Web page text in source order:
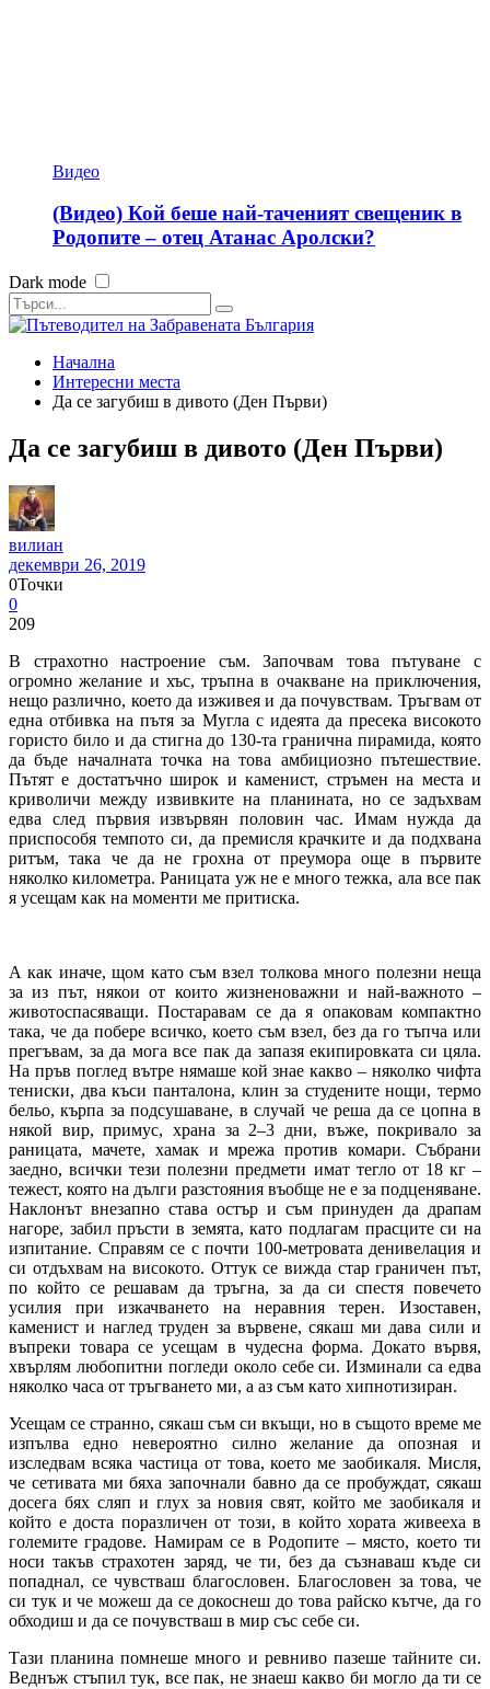
Видео
(Видео) Кой беше най-таченият свещеник в
Родопите – отец Атанас Аролски?
Dark mode
Начална
Интересни места
Да се загубиш в дивото (Ден Първи)
Да се загубиш в дивото (Ден Първи)
вилиан
декември 26, 2019
0Точки
0
209
В страхотно настроение съм. Започвам това пътуване с
огромно желание и хъс, тръпна в очакване на приключения,
нещо различно, което да изживея и да почувствам. Тръгвам от
една отбивка на пътя за Мугла с идеята да пресека високото
гористо било и да стигна до 130-та гранична пирамида, която
да бъде началната точка на това амбициозно пътешествие.
Пътят е достатъчно широк и каменист, стръмен на места и
криволичи между извивките на планината, но се задъхвам
едва след първия извървян половин час. Имам нужда да
приспособя темпото си, да премисля крачките и да подхвана
ритъм, така че да не грохна от преумора още в първите
няколко километра. Раницата уж не е много тежка, ала все пак
я усещам как на моменти ме притиска.
А как иначе, щом като съм взел толкова много полезни неща
за из път, някои от които жизненоважни и най-важното –
животоспасяващи. Постаравам се да я опаковам компактно
така, че да побере всичко, което съм взел, без да го тъпча или
прегъвам, за да мога все пак да запазя екипировката си цяла.
На пръв поглед вътре нямаше кой знае какво – няколко чифта
тениски, два къси панталона, клин за студените нощи, термо
бельо, кърпа за подсушаване, в случай че реша да се цопна в
някой вир, примус, храна за 2–3 дни, въже, покривало за
раницата, мачете, хамак и мрежа против комари. Събрани
заедно, всички тези полезни предмети имат тегло от 18 кг –
тежест, която на дълги разстояния въобще не е за подценяване.
Наклонът внезапно става остър и съм принуден да драпам
нагоре, забил пръсти в земята, като подлагам прасците си на
изпитание. Справям се с почти 100-метровата денивелация и
си отдъхвам на високото. Оттук се вижда стар граничен път,
по който се решавам да тръгна, за да си спестя повечето
усилия при изкачването на неравния терен. Изоставен,
каменист и наглед труден за вървене, сякаш ми дава сили и
въпреки товара се усещам в чудесна форма. Докато вървя,
хвърлям любопитни погледи около себе си. Изминали са едва
няколко часа от тръгването ми, а аз съм като хипнотизиран.
Усещам се странно, сякаш съм си вкъщи, но в същото време ме
изпълва едно невероятно силно желание да опозная и
изследвам всяка частица от това, което ме заобикаля. Мисля,
че сетивата ми бяха започнали бавно да се пробуждат, сякаш
досега бях сляп и глух за новия свят, който ме заобикаля и
който е доста поразличен от този, в който хората живееха в
големите градове. Намирам се в Родопите – място, което ти
носи такъв страхотен заряд, че ти, без да съзнаваш къде си
попаднал, се чувстваш благословен. Благословен за това, че
си тук и че можеш да се докоснеш до това райско кътче, да го
обходиш и да се почувстваш в мир със себе си.
Тази планина помнеше много и ревниво пазеше тайните си.
Веднъж стъпил тук, все пак, не знаеш какво би могло да ти се